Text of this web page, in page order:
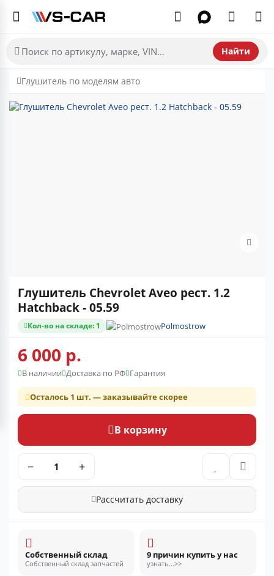
Найти
Глушитель по моделям авто
Глушитель Chevrolet Aveo рест. 1.2
Hatchback - 05.59
Кол-во на складе: 1 Polmostrow
6 000 р.
В наличии Доставка по РФ Гарантия
Осталось 1 шт. — заказывайте скорее
В корзину
− +
Рассчитать доставку
Собственный склад
Собственный склад запчастей
9 причин купить у нас
узнать...>>